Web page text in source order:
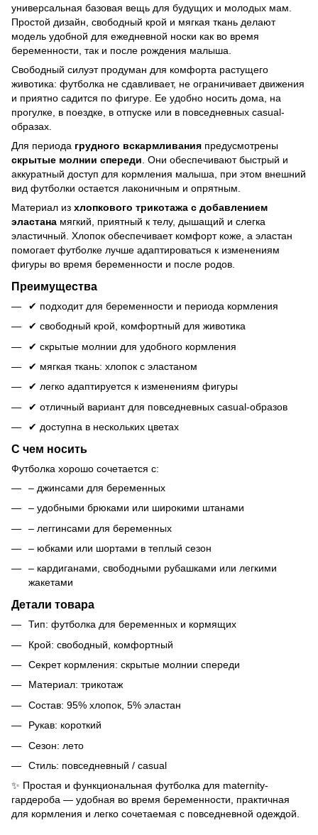
универсальная базовая вещь для будущих и молодых мам.
Простой дизайн, свободный крой и мягкая ткань делают
модель удобной для ежедневной носки как во время
беременности, так и после рождения малыша.
Свободный силуэт продуман для комфорта растущего
животика: футболка не сдавливает, не ограничивает движения
и приятно садится по фигуре. Ее удобно носить дома, на
прогулке, в поездке, в отпуске или в повседневных casual-
образах.
Для периода грудного вскармливания предусмотрены
скрытые молнии спереди . Они обеспечивают быстрый и
аккуратный доступ для кормления малыша, при этом внешний
вид футболки остается лаконичным и опрятным.
Материал из хлопкового трикотажа с добавлением
эластана мягкий, приятный к телу, дышащий и слегка
эластичный. Хлопок обеспечивает комфорт коже, а эластан
помогает футболке лучше адаптироваться к изменениям
фигуры во время беременности и после родов.
Преимущества
✔ подходит для беременности и периода кормления
✔ свободный крой, комфортный для животика
✔ скрытые молнии для удобного кормления
✔ мягкая ткань: хлопок с эластаном
✔ легко адаптируется к изменениям фигуры
✔ отличный вариант для повседневных casual-образов
✔ доступна в нескольких цветах
С чем носить
Футболка хорошо сочетается с:
– джинсами для беременных
– удобными брюками или широкими штанами
– леггинсами для беременных
– юбками или шортами в теплый сезон
– кардиганами, свободными рубашками или легкими
жакетами
Детали товара
Тип: футболка для беременных и кормящих
Крой: свободный, комфортный
Секрет кормления: скрытые молнии спереди
Материал: трикотаж
Состав: 95% хлопок, 5% эластан
Рукав: короткий
Сезон: лето
Стиль: повседневный / casual
✨ Простая и функциональная футболка для maternity-
гардероба — удобная во время беременности, практичная
для кормления и легко сочетаемая с повседневной одеждой.